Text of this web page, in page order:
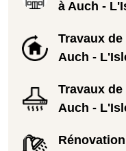
à Auch -
Travaux
Auch -
Travaux
Auch -